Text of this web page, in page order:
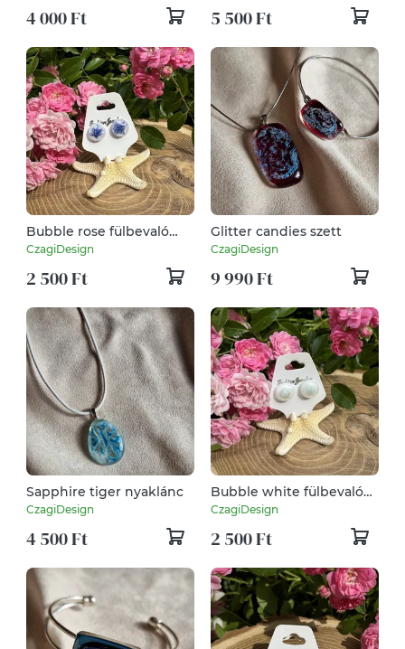
4 000 Ft 5 500 Ft
Bubble rose fülbevaló
kék Aventurin kristállyal
CzagiDesign
2 500 Ft
Glitter candies szett
CzagiDesign
9 990 Ft
Sapphire tiger nyaklánc
CzagiDesign
4 500 Ft
Bubble white fülbevaló
zöld Aventurin kristállyal
CzagiDesign
2 500 Ft